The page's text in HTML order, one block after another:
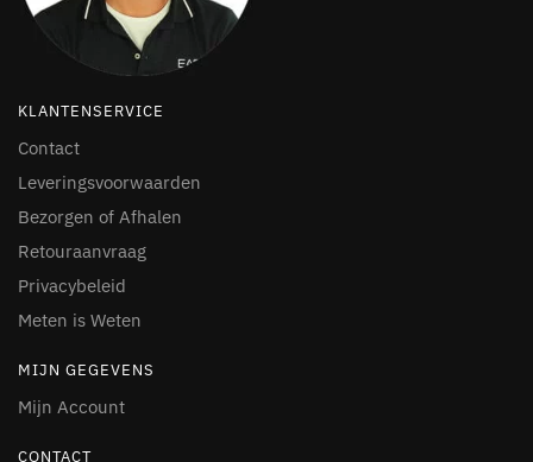
KLANTENSERVICE
Contact
Leveringsvoorwaarden
Bezorgen of Afhalen
Retouraanvraag
Privacybeleid
Meten is Weten
MIJN GEGEVENS
Mijn Account
CONTACT